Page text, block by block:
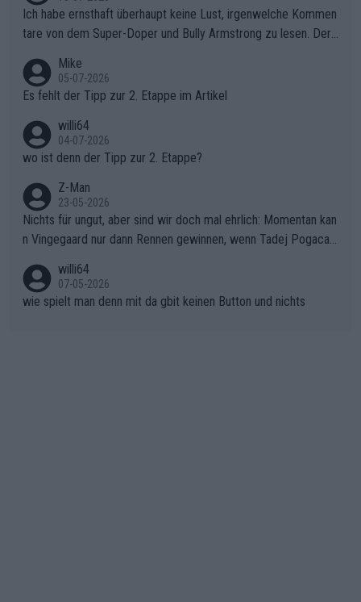
ollering die Initiative.Zu spätes Erwachen: Zu diesem Zeitpunkt
war das Loch zu Niewiadoma bereits zu groß, um es im Allein
en.Teurer Sekundenpoker: Die Quittung sind nun 15 Sekunden
Rückstand im Gesamtklassement – ein Polster, das Niewiado
gibt. Diese Etappe wird sicher als der psychologische Wendep
unkt dieser Tour in die Geschichte eingehen. Wenn man bei so
einem harten Aufstieg einmal den Moment verpasst und der K
onkurrentin die "zweite Luft" schenkt, ist der Schaden am Ber
g kaum noch zu reparieren.Vor uns liegt nun das große Finale R
ichtung Nizza. Niewiadoma hat psychologisch Oberwasser, ab
er SD Worx und Vollering müssen jetzt All-In gehen. (gregman
n)
Ich habe ernsthaft überhaupt keine Lust, irgenwelche Kommen
tare von dem Super-Doper und Bully Armstrong zu lesen. Der
r die gehört nicht in dieses Medium!
Mike
05-07-2026
Es fehlt der Tipp zur 2. Etappe im Artikel
willi64
04-07-2026
wo ist denn der Tipp zur 2. Etappe?
Z-Man
23-05-2026
Nichts für ungut, aber sind wir doch mal ehrlich: Momentan kan
n Vingegaard nur dann Rennen gewinnen, wenn Tadej Pogacar
willi64
07-05-2026
wie spielt man denn mit da gbit keinen Button und nichts